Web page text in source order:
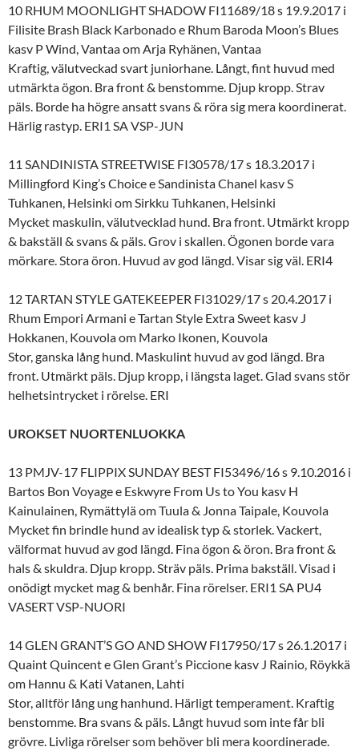
10 RHUM MOONLIGHT SHADOW FI11689/18 s 19.9.2017 i
Filisite Brash Black Karbonado e Rhum Baroda Moon’s Blues
kasv P Wind, Vantaa om Arja Ryhänen, Vantaa
Kraftig, välutveckad svart juniorhane. Långt, fint huvud med
utmärkta ögon. Bra front & benstomme. Djup kropp. Strav
päls. Borde ha högre ansatt svans & röra sig mera koordinerat.
Härlig rastyp. ERI1 SA VSP-JUN
11 SANDINISTA STREETWISE FI30578/17 s 18.3.2017 i
Millingford King’s Choice e Sandinista Chanel kasv S
Tuhkanen, Helsinki om Sirkku Tuhkanen, Helsinki
Mycket maskulin, välutvecklad hund. Bra front. Utmärkt kropp
& bakställ & svans & päls. Grov i skallen. Ögonen borde vara
mörkare. Stora öron. Huvud av god längd. Visar sig väl. ERI4
12 TARTAN STYLE GATEKEEPER FI31029/17 s 20.4.2017 i
Rhum Empori Armani e Tartan Style Extra Sweet kasv J
Hokkanen, Kouvola om Marko Ikonen, Kouvola
Stor, ganska lång hund. Maskulint huvud av god längd. Bra
front. Utmärkt päls. Djup kropp, i längsta laget. Glad svans stör
helhetsintrycket i rörelse. ERI
UROKSET NUORTENLUOKKA
13 PMJV-17 FLIPPIX SUNDAY BEST FI53496/16 s 9.10.2016 i
Bartos Bon Voyage e Eskwyre From Us to You kasv H
Kainulainen, Rymättylä om Tuula & Jonna Taipale, Kouvola
Mycket fin brindle hund av idealisk typ & storlek. Vackert,
välformat huvud av god längd. Fina ögon & öron. Bra front &
hals & skuldra. Djup kropp. Sträv päls. Prima bakställ. Visad i
onödigt mycket mag & benhår. Fina rörelser. ERI1 SA PU4
VASERT VSP-NUORI
14 GLEN GRANT’S GO AND SHOW FI17950/17 s 26.1.2017 i
Quaint Quincent e Glen Grant’s Piccione kasv J Rainio, Röykkä
om Hannu & Kati Vatanen, Lahti
Stor, alltför lång ung hanhund. Härligt temperament. Kraftig
benstomme. Bra svans & päls. Långt huvud som inte får bli
grövre. Livliga rörelser som behöver bli mera koordinerade.